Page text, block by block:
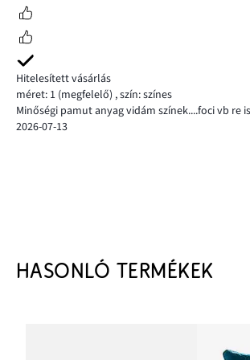
Hitelesített vásárlás
méret: 1 (megfelelő) ,szín: színes
Minőségi pamut anyag vidám színek....foci vb re
2026-07-13
HASONLÓ TERMÉKEK